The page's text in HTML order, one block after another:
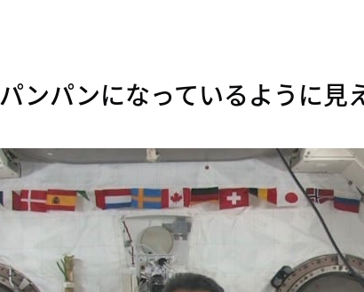
ンパンになっているように見